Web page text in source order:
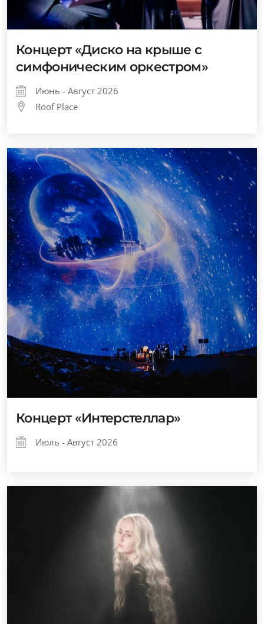
Концерт «Диско на крыше с
симфоническим оркестром»
Июнь - Август 2026
Roof Place
Концерт «Интерстеллар»
Июль - Август 2026